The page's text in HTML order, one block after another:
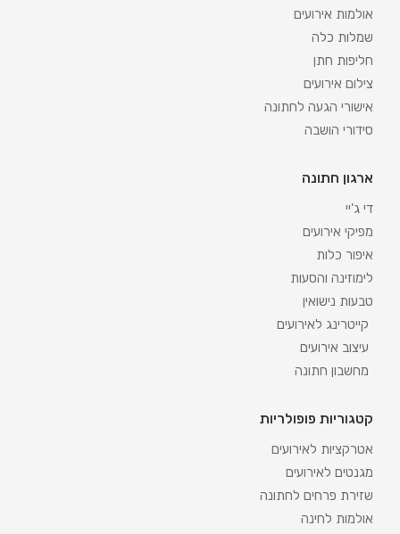
אולמות אירועים
שמלות כלה
חליפות חתן
צילום אירועים
אישורי הגעה לחתונה
סידורי הושבה
ארגון חתונה
די ג'יי
מפיקי אירועים
איפור כלות
לימוזינה והסעות
טבעות נישואין
קייטרינג לאירועים
עיצוב אירועים
מחשבון חתונה
קטגוריות פופולריות
אטרקציות לאירועים
מגנטים לאירועים
שזירת פרחים לחתונה
אולמות לחינה